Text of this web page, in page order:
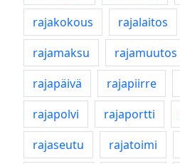
rajakokous
rajalaitos
rajamaksu
rajamuutos
rajapäivä
rajapiirre
rajapolvi
rajaportti
rajaseutu
rajatoimi